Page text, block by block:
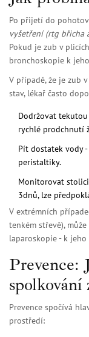
Po přijetí do
vyšetření(rtg břicha
Pokud je zub v
bronchoskopie k
V případě, že je zub
stav, lékař často
Dodržovat
rychlé prodchnutí
Pít dostatek vody
peristaltiky.
Monitorovat
3dnů, lze
V extrémních
tenkém střevě),
laparoskopie - k
Prevence:
spolkování
Prevence spočívá
prostředí: